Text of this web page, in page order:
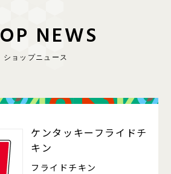
OP NEWS
ショップニュース
ケンタッキーフライドチ
キン
フライドチキン